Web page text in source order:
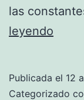
las
leyendo
Publicada el 12
Categorizado